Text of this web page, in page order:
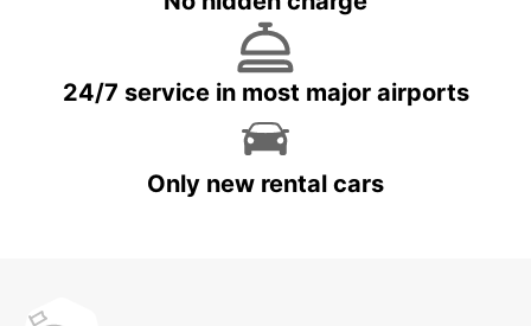
24/7 service in most major airports
Only new rental cars